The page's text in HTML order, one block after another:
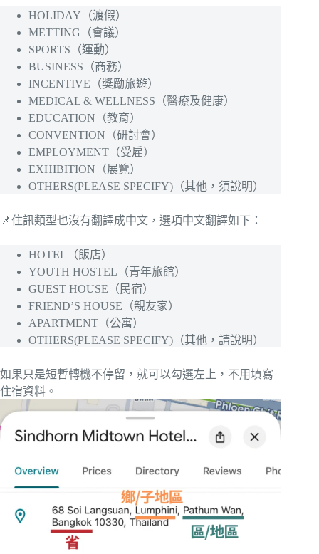
HOLIDAY（渡假）
METTING（會議）
SPORTS（運動）
BUSINESS（商務）
INCENTIVE（獎勵旅遊）
MEDICAL & WELLNESS（醫療及健康）
EDUCATION（教育）
CONVENTION（研討會）
EMPLOYMENT（受雇）
EXHIBITION（展覽）
OTHERS(PLEASE SPECIFY)（其他，須說明）
📌住訊類型也沒有翻譯成中文，選項中文翻譯如下：
HOTEL（飯店）
YOUTH HOSTEL（青年旅館）
GUEST HOUSE（民宿）
FRIEND’S HOUSE（親友家）
APARTMENT（公寓）
OTHERS(PLEASE SPECIFY)（其他，請說明）
如果只是短暫轉機不停留，就可以勾選左上，不用填寫
住宿資料。